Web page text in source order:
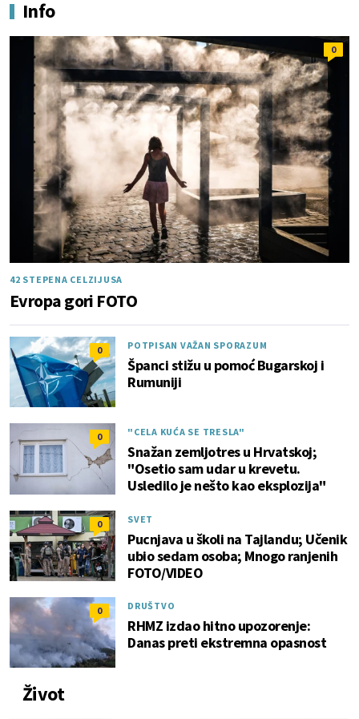
Info
0
42 STEPENA CELZIJUSA
Evropa gori FOTO
0 POTPISAN VAŽAN SPORAZUM
Španci stižu u pomoć Bugarskoj i
Rumuniji
0 "CELA KUĆA SE TRESLA"
Snažan zemljotres u Hrvatskoj;
"Osetio sam udar u krevetu.
Usledilo je nešto kao eksplozija"
0 SVET
Pucnjava u školi na Tajlandu; Učenik
ubio sedam osoba; Mnogo ranjenih
FOTO/VIDEO
0 DRUŠTVO
RHMZ izdao hitno upozorenje:
Danas preti ekstremna opasnost
Život